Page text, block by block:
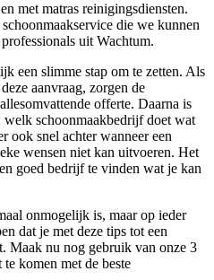
met matras reinigingsdiensten.
die we kunnen
uit Wachtum.
een slimme stap om te zetten. Als
aanvraag, zorgen de
offerte. Daarna is
schoonmaakbedrijf doet wat
ook snel achter wanneer een
wensen niet kan uitvoeren. Het
goed bedrijf te vinden wat je kan
onmogelijk is, maar op ieder
dat je met deze tips tot een
Maak nu nog gebruik van onze 3
komen met de beste